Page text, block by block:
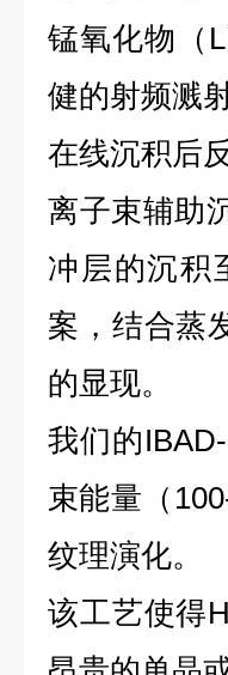
锰氧化物（
健的射频溅
在线沉积后
离子束辅助
冲层的沉积
案，结合蒸
的显现。
我们的
束能量（
纹理演化。
该工艺使得